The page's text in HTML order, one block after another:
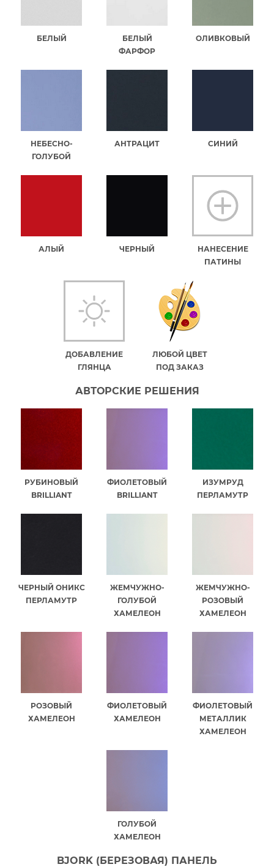
БЕЛЫЙ
БЕЛЫЙ
ФАРФОР
ОЛИВКОВЫЙ
НЕБЕСНО-
ГОЛУБОЙ
АНТРАЦИТ СИНИЙ
АЛЫЙ ЧЕРНЫЙ
НАНЕСЕНИЕ
ПАТИНЫ
ДОБАВЛЕНИЕ
ГЛЯНЦА
ЛЮБОЙ ЦВЕТ
ПОД ЗАКАЗ
АВТОРСКИЕ РЕШЕНИЯ
РУБИНОВЫЙ
BRILLIANT
ФИОЛЕТОВЫЙ
BRILLIANT
ИЗУМРУД
ПЕРЛАМУТР
ЧЕРНЫЙ ОНИКС
ПЕРЛАМУТР
ЖЕМЧУЖНО-
ГОЛУБОЙ
ХАМЕЛЕОН
ЖЕМЧУЖНО-
РОЗОВЫЙ
ХАМЕЛЕОН
РОЗОВЫЙ
ХАМЕЛЕОН
ФИОЛЕТОВЫЙ
ХАМЕЛЕОН
ФИОЛЕТОВЫЙ
МЕТАЛЛИК
ХАМЕЛЕОН
ГОЛУБОЙ
ХАМЕЛЕОН
BJORK (БЕРЕЗОВАЯ) ПАНЕЛЬ